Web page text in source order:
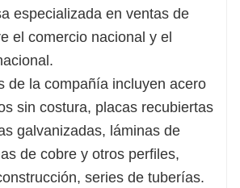
especializada en ventas de
el comercio nacional y el
de la compañía incluyen acero
sin costura, placas recubiertas
galvanizadas, láminas de
de cobre y otros perfiles,
series de tuberías.